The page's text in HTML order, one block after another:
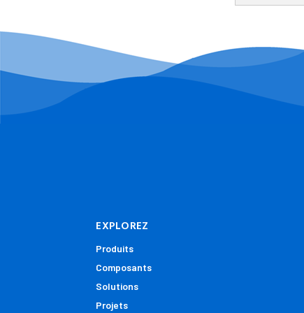
EXPLOREZ
Produits
Composants
Solutions
Projets